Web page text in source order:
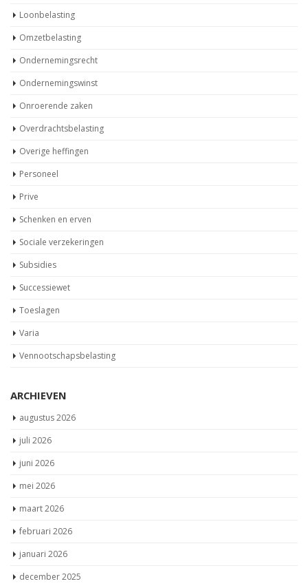
Loonbelasting
Omzetbelasting
Ondernemingsrecht
Ondernemingswinst
Onroerende zaken
Overdrachtsbelasting
Overige heffingen
Personeel
Prive
Schenken en erven
Sociale verzekeringen
Subsidies
Successiewet
Toeslagen
Varia
Vennootschapsbelasting
ARCHIEVEN
augustus 2026
juli 2026
juni 2026
mei 2026
maart 2026
februari 2026
januari 2026
december 2025